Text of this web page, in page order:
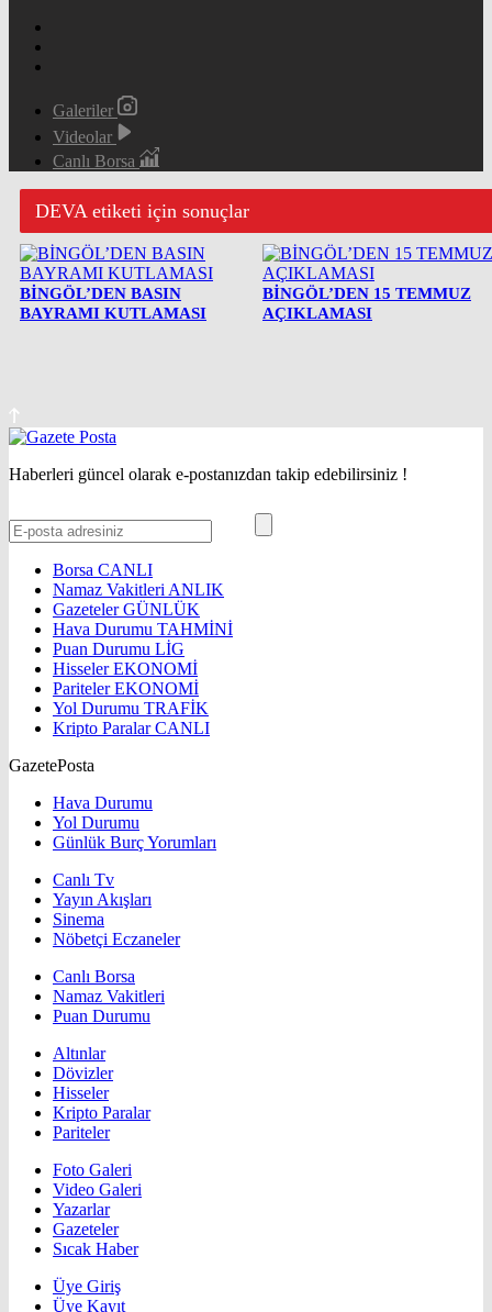
Galeriler
Videolar
Canlı Borsa
DEVA etiketi için sonuçlar
BİNGÖL’DEN BASIN
BAYRAMI KUTLAMASI
BİNGÖL’DEN 15 TEMMUZ
AÇIKLAMASI
Haberleri güncel olarak e-postanızdan takip edebilirsiniz !
Borsa CANLI
Namaz Vakitleri ANLIK
GazetelerGÜNLÜK
Hava Durumu TAHMİNİ
Puan Durumu LİG
HisselerEKONOMİ
ParitelerEKONOMİ
Yol Durumu TRAFİK
Kripto ParalarCANLI
GazetePosta
Hava Durumu
Yol Durumu
Günlük Burç Yorumları
Canlı Tv
Yayın Akışları
Sinema
Nöbetçi Eczaneler
Canlı Borsa
Namaz Vakitleri
Puan Durumu
Altınlar
Dövizler
Hisseler
Kripto Paralar
Pariteler
Foto Galeri
Video Galeri
Yazarlar
Gazeteler
Sıcak Haber
Üye Giriş
Üye Kayıt